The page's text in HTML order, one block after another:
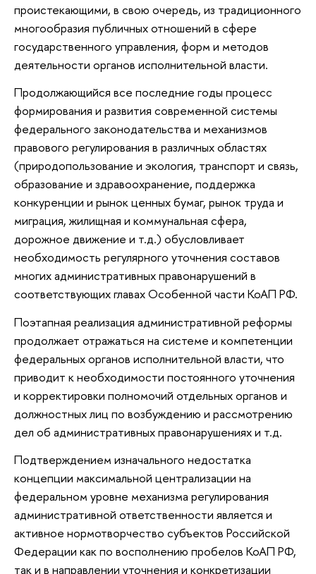
проистекающими, в свою очередь, из традиционного
многообразия публичных отношений в сфере
государственного управления, форм и методов
деятельности органов исполнительной власти.
Продолжающийся все последние годы процесс
формирования и развития современной системы
федерального законодательства и механизмов
правового регулирования в различных областях
(природопользование и экология, транспорт и связь,
образование и здравоохранение, поддержка
конкуренции и рынок ценных бумаг, рынок труда и
миграция, жилищная и коммунальная сфера,
дорожное движение и т.д.) обусловливает
необходимость регулярного уточнения составов
многих административных правонарушений в
соответствующих главах Особенной части КоАП РФ.
Поэтапная реализация административной реформы
продолжает отражаться на системе и компетенции
федеральных органов исполнительной власти, что
приводит к необходимости постоянного уточнения
и корректировки полномочий отдельных органов и
должностных лиц по возбуждению и рассмотрению
дел об административных правонарушениях и т.д.
Подтверждением изначального недостатка
концепции максимальной централизации на
федеральном уровне механизма регулирования
административной ответственности является и
активное нормотворчество субъектов Российской
Федерации как по восполнению пробелов КоАП РФ,
так и в направлении уточнения и конкретизации